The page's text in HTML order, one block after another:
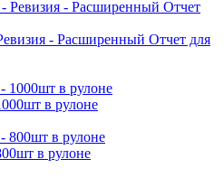
- Расширенный Отчет для
в рулоне
в рулоне